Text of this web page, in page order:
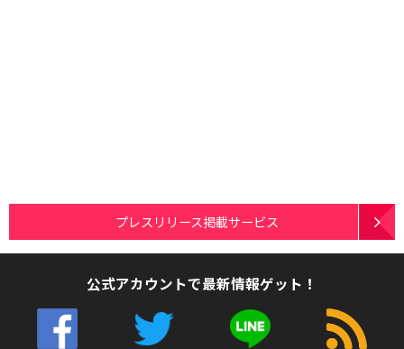
プレスリリース掲載サービス
公式アカウントで最新情報ゲット！